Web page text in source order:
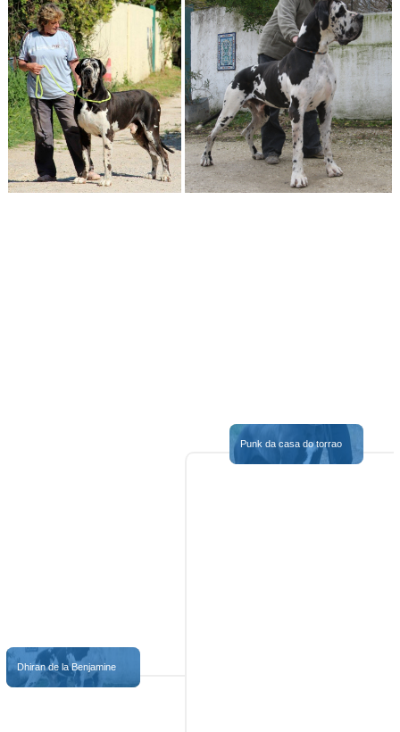
Dhiran de la Benjamine
Punk da casa do torrao